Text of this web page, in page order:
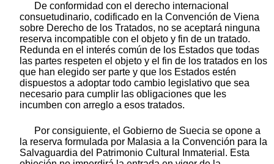
De conformidad con el derecho internacional
consuetudinario, codificado en la Convención de Viena
sobre Derecho de los Tratados, no se aceptará ninguna
reserva incompatible con el objeto y fin de un tratado.
Redunda en el interés común de los Estados que todas
las partes respeten el objeto y el fin de los tratados en los
que han elegido ser parte y que los Estados estén
dispuestos a adoptar todo cambio legislativo que sea
necesario para cumplir las obligaciones que les
incumben con arreglo a esos tratados.
Por consiguiente, el Gobierno de Suecia se opone a
la reserva formulada por Malasia a la Convención para la
Salvaguardia del Patrimonio Cultural Inmaterial. Esta